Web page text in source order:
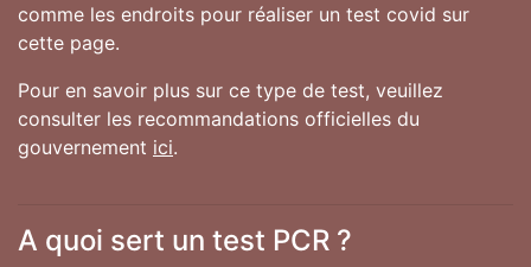
comme les endroits pour réaliser un test covid sur
cette page.
Pour en savoir plus sur ce type de test, veuillez
consulter les recommandations officielles du
gouvernement ici.
A quoi sert un test PCR ?